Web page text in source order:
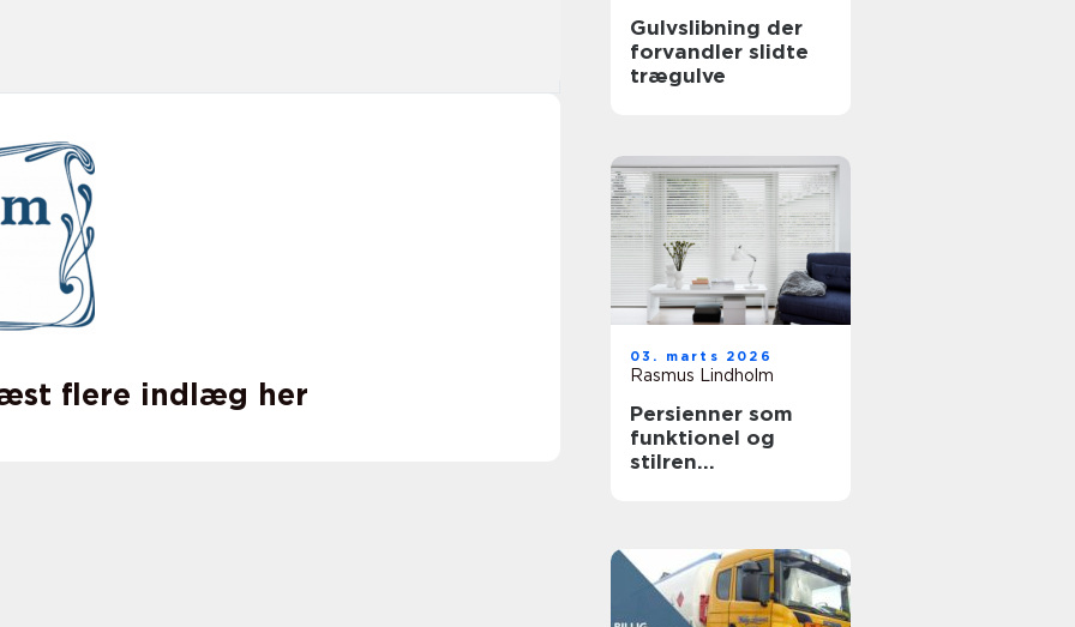
flere indlæg her
Gulvslibning der
forvandler slidte
trægulve
03. marts 2026
Rasmus Lindholm
Persienner som
funktionel og
stilren